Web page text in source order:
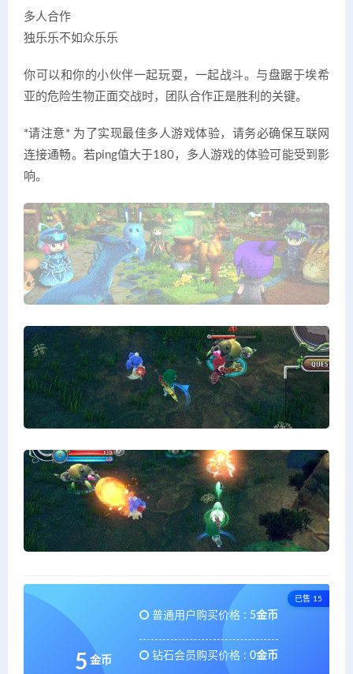
多人合作
独乐乐不如众乐乐
你可以和你的小伙伴一起玩耍，一起战斗。与盘踞于埃希
亚的危险生物正面交战时，团队合作正是胜利的关键。
*请注意* 为了实现最佳多人游戏体验，请务必确保互联网
连接通畅。若ping值大于180，多人游戏的体验可能受到影
响。
已售 15
5 金币
普通用户购买价格 : 5金币
钻石会员购买价格 : 0金币